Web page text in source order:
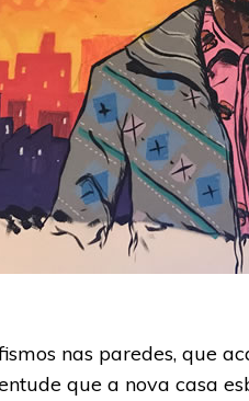
nas paredes, que
que a nova casa